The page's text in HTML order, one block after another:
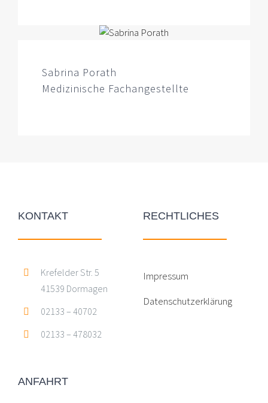
Sabrina Porath
Medizinische Fachangestellte
KONTAKT
Krefelder Str. 5
41539 Dormagen
02133 – 40702
02133 – 478032
RECHTLICHES
Impressum
Datenschutzerklärung
ANFAHRT